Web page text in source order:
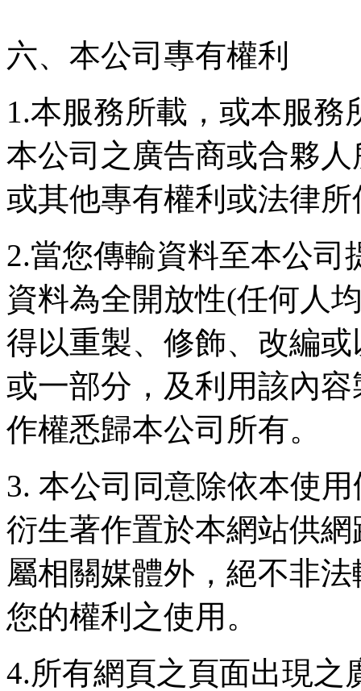
六、本公司專有權利
1.本服務所載，或本服
本公司之廣告商或合夥
或其他專有權利或法律所
2.當您傳輸資料至本公
資料為全開放性(任何人
得以重製、修飾、改編
或一部分，及利用該內
作權悉歸本公司所有。
3. 本公司同意除依本使
衍生著作置於本網站供
屬相關媒體外，絕不非
您的權利之使用。
4.所有網頁之頁面出現之